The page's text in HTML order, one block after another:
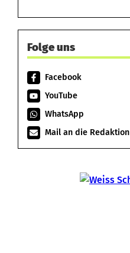
Folge uns
Facebook
YouTube
WhatsApp
Mail an die Redaktion